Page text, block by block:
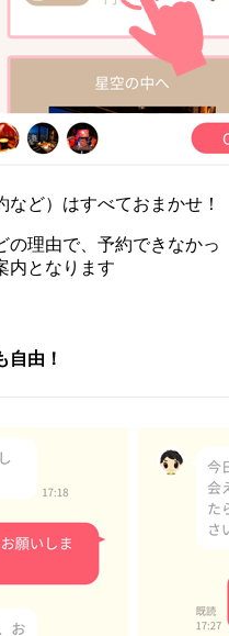
ど）はすべておまかせ！
の理由で、予約できなかっ
内となります
自由！